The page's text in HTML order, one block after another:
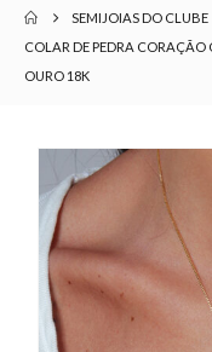
SEMIJOIAS DO CLUBE
COLAR DE PEDRA
OURO 18K